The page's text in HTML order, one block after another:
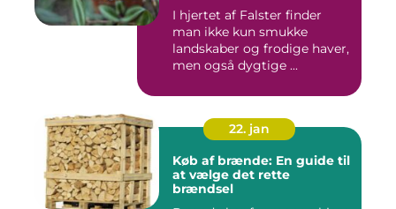
I hjertet af Falster finder
man ikke kun smukke
landskaber og frodige haver,
men også dygtige ...
22. jan
Køb af brænde: En guide til
at vælge det rette
brændsel